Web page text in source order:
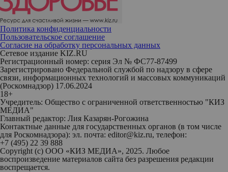
Политика конфиденциальности
Пользовательское соглашение
Согласие на обработку персональных данных
Сетевое издание KIZ.RU
Регистрационный номер: серия Эл № ФС77-87499
Зарегистрировано Федеральной службой по надзору в сфере
связи, информационных технологий и массовых коммуникаций
(Роскомнадзор) 17.06.2024
18+
Учредитель: Общество с ограниченной ответственностью "КИЗ
МЕДИА"
Главный редактор: Лия Казарян-Рогожина
Контактные данные для государственных органов (в том числе
для Роскомнадзора): эл. почта: editor@kiz.ru, телефон:
+7 (495) 22 39 888
Copyright (с) ООО «КИЗ МЕДИА», 2025. Любое
воспроизведение материалов сайта без разрешения редакции
воспрещается.